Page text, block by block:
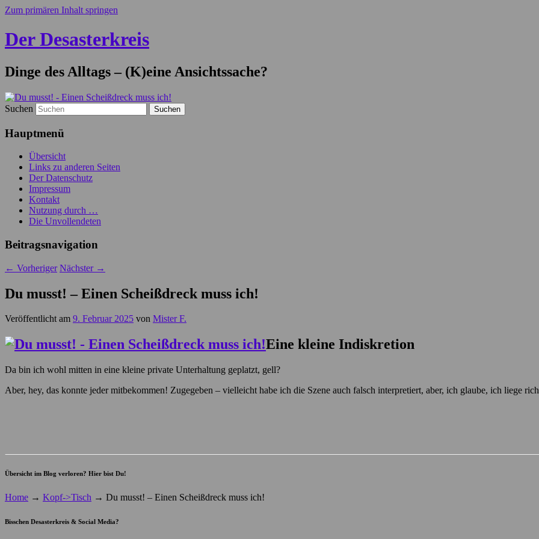
Zum primären Inhalt springen
Der Desasterkreis
Dinge des Alltags – (K)eine Ansichtssache?
Suchen
Hauptmenü
Übersicht
Links zu anderen Seiten
Der Datenschutz
Impressum
Kontakt
Nutzung durch …
Die Unvollendeten
Beitragsnavigation
← Vorheriger Nächster →
Du musst! – Einen Scheißdreck muss ich!
Veröffentlicht am 9. Februar 2025 von Mister F.
Eine kleine Indiskretion
Da bin ich wohl mitten in eine kleine private Unterhaltung geplatzt, gell?
Aber, hey, das konnte jeder mitbekommen! Zugegeben – vielleicht habe ich die Szene auch falsch interpretiert, aber, ich glaube, ich liege
Übersicht im Blog verloren? Hier bist Du!
Home → Kopf->Tisch → Du musst! – Einen Scheißdreck muss ich!
Bisschen Desasterkreis & Social Media?